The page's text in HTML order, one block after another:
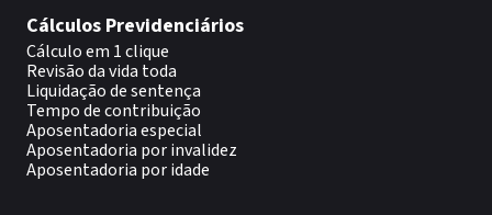
Cálculos Previdenciários
Cálculo em 1 clique
Revisão da vida toda
Liquidação de sentença
Tempo de contribuição
Aposentadoria especial
Aposentadoria por invalidez
Aposentadoria por idade